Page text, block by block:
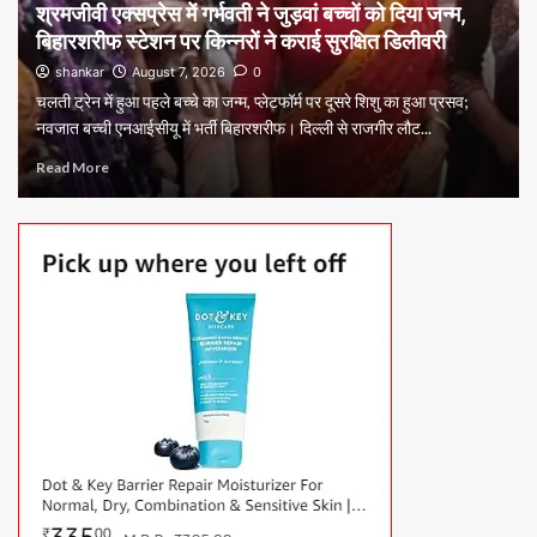
श्रमजीवी एक्सप्रेस में गर्भवती ने जुड़वां बच्चों को दिया जन्म,
बिहारशरीफ स्टेशन पर किन्नरों ने कराई सुरक्षित डिलीवरी
shankar August 7, 2026 0
चलती ट्रेन में हुआ पहले बच्चे का जन्म, प्लेटफॉर्म पर दूसरे शिशु का हुआ प्रसव;
नवजात बच्ची एनआईसीयू में भर्ती बिहारशरीफ। दिल्ली से राजगीर लौट...
Read More